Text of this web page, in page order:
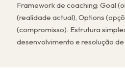
Framework de coaching: Goal
(realidade actual), Options
(compromisso). Estrutura
desenvolvimento e resolução